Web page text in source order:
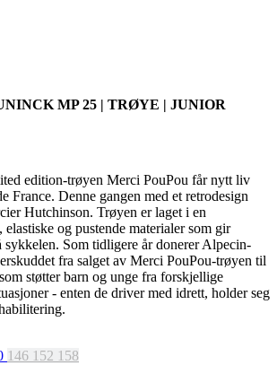
MP 25 | TRØYE | JUNIOR
edition-trøyen Merci PouPou får nytt liv
France. Denne gangen med et retrodesign
Hutchinson. Trøyen er laget i en
og pustende materialer som gir
Som tidligere år donerer Alpecin-
fra salget av Merci PouPou-trøyen til
støtter barn og unge fra forskjellige
- enten de driver med idrett, holder seg
146 152 158